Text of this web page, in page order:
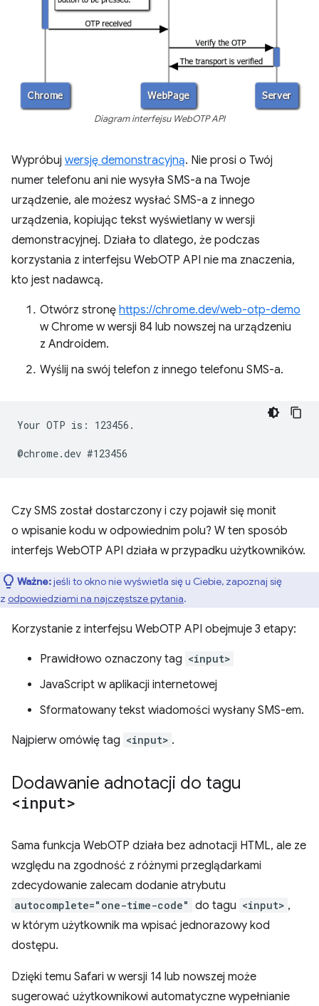
Diagram interfejsu WebOTP API
Wypróbuj wersję demonstracyjną. Nie prosi o Twój
numer telefonu ani nie wysyła SMS-a na Twoje
urządzenie, ale możesz wysłać SMS-a z innego
urządzenia, kopiując tekst wyświetlany w wersji
demonstracyjnej. Działa to dlatego, że podczas
korzystania z interfejsu WebOTP API nie ma znaczenia,
kto jest nadawcą.
Otwórz stronę https://chrome.dev/web-otp-demo
w Chrome w wersji 84 lub nowszej na urządzeniu
z Androidem.
Wyślij na swój telefon z innego telefonu SMS-a.
Your OTP is: 123456.
Czy SMS został dostarczony i czy pojawił się monit
o wpisanie kodu w odpowiednim polu? W ten sposób
interfejs WebOTP API działa w przypadku użytkowników.
Ważne:jeśli to okno nie wyświetla się u Ciebie, zapoznaj się
z odpowiedziami na najczęstsze pytania.
Korzystanie z interfejsu WebOTP API obejmuje 3 etapy:
Prawidłowo oznaczony tag <input>
JavaScript w aplikacji internetowej
Sformatowany tekst wiadomości wysłany SMS-em.
Najpierw omówię tag <input> .
Dodawanie adnotacji do tagu
<input>
Sama funkcja WebOTP działa bez adnotacji HTML, ale ze
względu na zgodność z różnymi przeglądarkami
zdecydowanie zalecam dodanie atrybutu
autocomplete="one-time-code" do tagu <input> ,
w którym użytkownik ma wpisać jednorazowy kod
dostępu.
Dzięki temu Safari w wersji 14 lub nowszej może
sugerować użytkownikowi automatyczne wypełnianie